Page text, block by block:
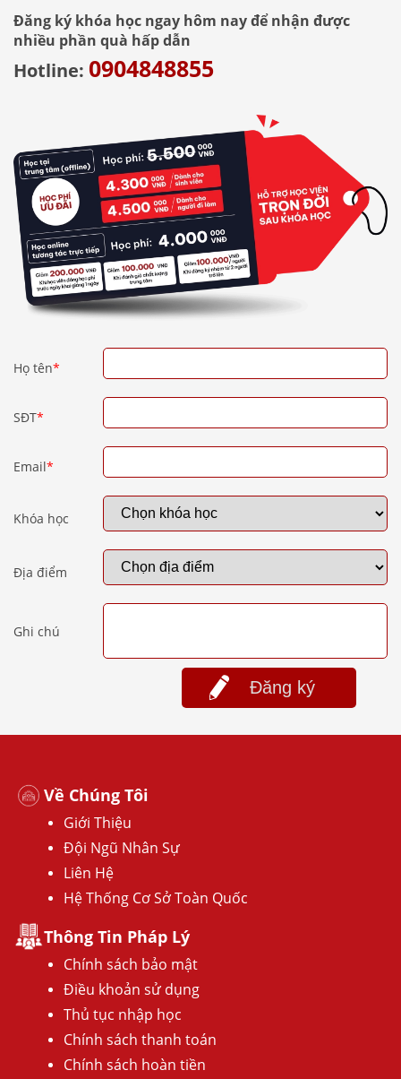
cần nhớ.
Đăng ký khóa học ngay hôm nay để nhận được
nhiều phần quà hấp dẫn
Hotline: 0904848855
Họ tên*
SĐT*
Email*
Khóa học
Địa điểm
Ghi chú
Đăng ký
Về Chúng Tôi
Giới Thiệu
Đội Ngũ Nhân Sự
Liên Hệ
Hệ Thống Cơ Sở Toàn Quốc
Thông Tin Pháp Lý
Chính sách bảo mật
Điều khoản sử dụng
Thủ tục nhập học
Chính sách thanh toán
Chính sách hoàn tiền